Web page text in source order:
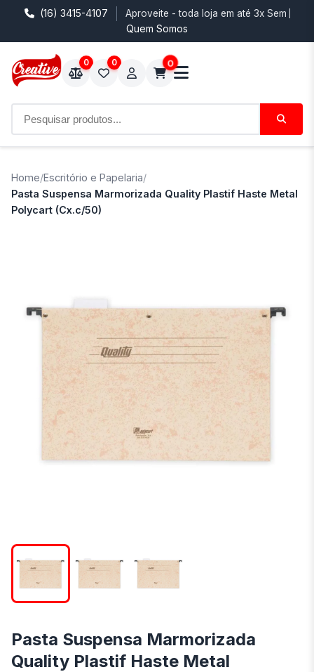
(16) 3415-4107 Aproveite - toda loja em até 3x Sem
Quem Somos
0 0 0
Home/Escritório e Papelaria/
Pasta Suspensa Marmorizada Quality Plastif Haste Metal
Polycart (Cx.c/50)
Pasta Suspensa Marmorizada
Quality Plastif Haste Metal